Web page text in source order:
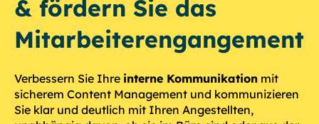
& fördern Sie das
Mitarbeiterengangement
Verbessern Sie Ihre interne Kommunikation mit
sicherem Content Management und kommunizieren
Sie klar und deutlich mit Ihren Angestellten,